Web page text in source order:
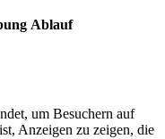
Ablauf
um Besuchern auf
Anzeigen zu zeigen, die